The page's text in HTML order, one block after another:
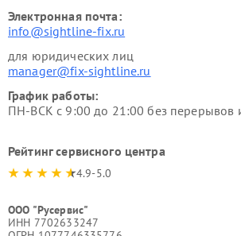
Электронная почта:
info@sightline-fix.ru
для юридических лиц
manager@fix-sightline.ru
График работы:
ПН-ВСК с 9:00 до 21:00 без перерывов
Рейтинг сервисного центра
4.9-5.0
ООО "Русервис"
ИНН 7702633247